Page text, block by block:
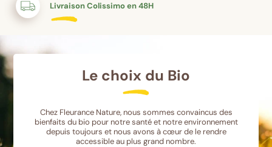
Livraison Colissimo en 48H
Le choix du Bio
Chez Fleurance Nature, nous sommes convaincus des
bienfaits du bio pour notre santé et notre environnement
depuis toujours et nous avons à cœur de le rendre
accessible au plus grand nombre.